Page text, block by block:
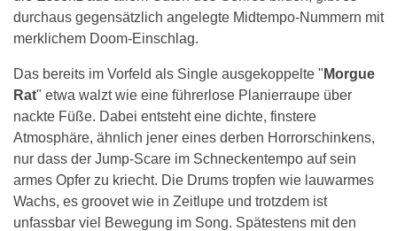
durchaus gegensätzlich angelegte Midtempo-Nummern mit
merklichem Doom-Einschlag.
Das bereits im Vorfeld als Single ausgekoppelte " Morgue
Rat" etwa walzt wie eine führerlose Planierraupe über
nackte Füße. Dabei entsteht eine dichte, finstere
Atmosphäre, ähnlich jener eines derben Horrorschinkens,
nur dass der Jump-Scare im Schneckentempo auf sein
armes Opfer zu kriecht. Die Drums tropfen wie lauwarmes
Wachs, es groovet wie in Zeitlupe und trotzdem ist
unfassbar viel Bewegung im Song. Spätestens mit den